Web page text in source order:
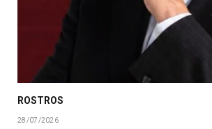
ROSTROS
28/07/2026